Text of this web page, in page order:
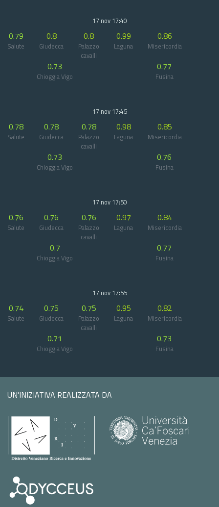
17 nov 17:40
0.79
Salute
0.8
Giudecca
0.8
Palazzo
cavalli
0.99
Laguna
0.86
Misericordia
0.73
Chioggia Vigo
0.77
Fusina
17 nov 17:45
0.78
Salute
0.78
Giudecca
0.78
Palazzo
cavalli
0.98
Laguna
0.85
Misericordia
0.73
Chioggia Vigo
0.76
Fusina
17 nov 17:50
0.76
Salute
0.76
Giudecca
0.76
Palazzo
cavalli
0.97
Laguna
0.84
Misericordia
0.7
Chioggia Vigo
0.77
Fusina
17 nov 17:55
0.74
Salute
0.75
Giudecca
0.75
Palazzo
cavalli
0.95
Laguna
0.82
Misericordia
0.71
Chioggia Vigo
0.73
Fusina
UN'INIZIATIVA REALIZZATA DA